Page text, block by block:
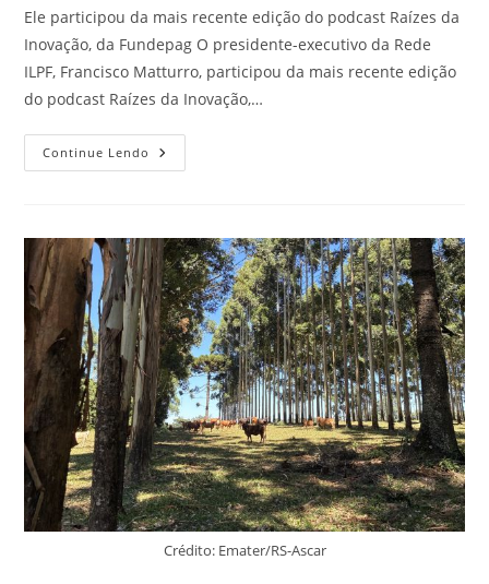
Ele participou da mais recente edição do podcast Raízes da
Inovação, da Fundepag O presidente-executivo da Rede
ILPF, Francisco Matturro, participou da mais recente edição
do podcast Raízes da Inovação,…
Continue Lendo
Crédito: Emater/RS-Ascar